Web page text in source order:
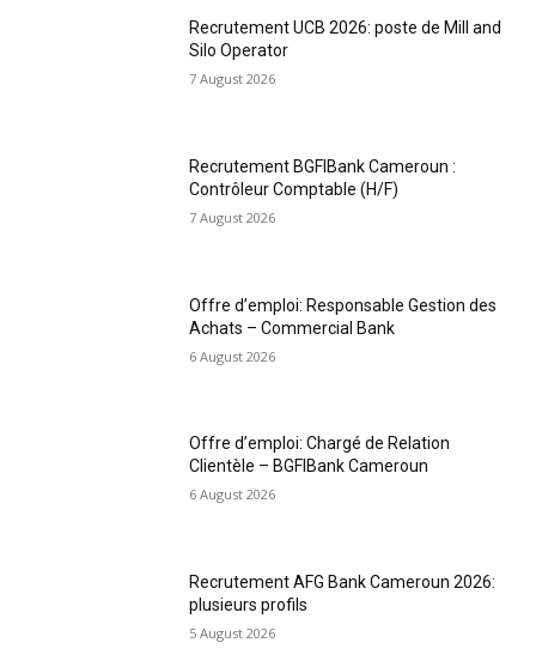
Recrutement UCB 2026: poste de Mill and
Silo Operator
7 August 2026
Recrutement BGFIBank Cameroun :
Contrôleur Comptable (H/F)
7 August 2026
Offre d’emploi: Responsable Gestion des
Achats – Commercial Bank
6 August 2026
Offre d’emploi: Chargé de Relation
Clientèle – BGFIBank Cameroun
6 August 2026
Recrutement AFG Bank Cameroun 2026:
plusieurs profils
5 August 2026